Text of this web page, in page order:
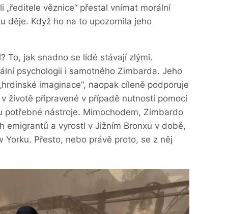
věznice“ přestal vnímat morální
děje. Když ho na to upozornila jeho
To, jak snadno se lidé stávají zlými.
psychologii i samotného Zimbarda. Jeho
imaginace“, naopak cíleně podporuje
životě připravené v případě nutnosti pomoci
potřebné nástroje. Mimochodem, Zimbardo
emigrantů a vyrostl v Jižním Bronxu v době,
Přesto, nebo právě proto, se z něj